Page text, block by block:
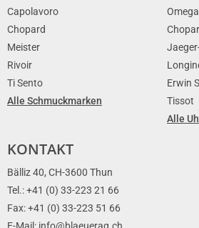
Capolavoro
Chopard
Meister
Rivoir
Ti Sento
Alle Schmuckmarken
Omega
Erwin
Tissot
Alle
KONTAKT
Bälliz 40, CH-3600 Thun
Tel.: +41 (0) 33-223 21 66
Fax: +41 (0) 33-223 51 66
E-Mail: info@blaeuerag.ch